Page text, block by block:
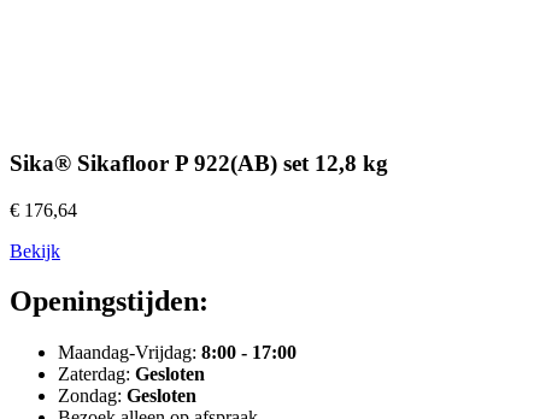
Sika® Sikafloor P 922(AB) set 12,8 kg
€ 176,64
Bekijk
Openingstijden:
Maandag-Vrijdag: 8:00 - 17:00
Zaterdag: Gesloten
Zondag: Gesloten